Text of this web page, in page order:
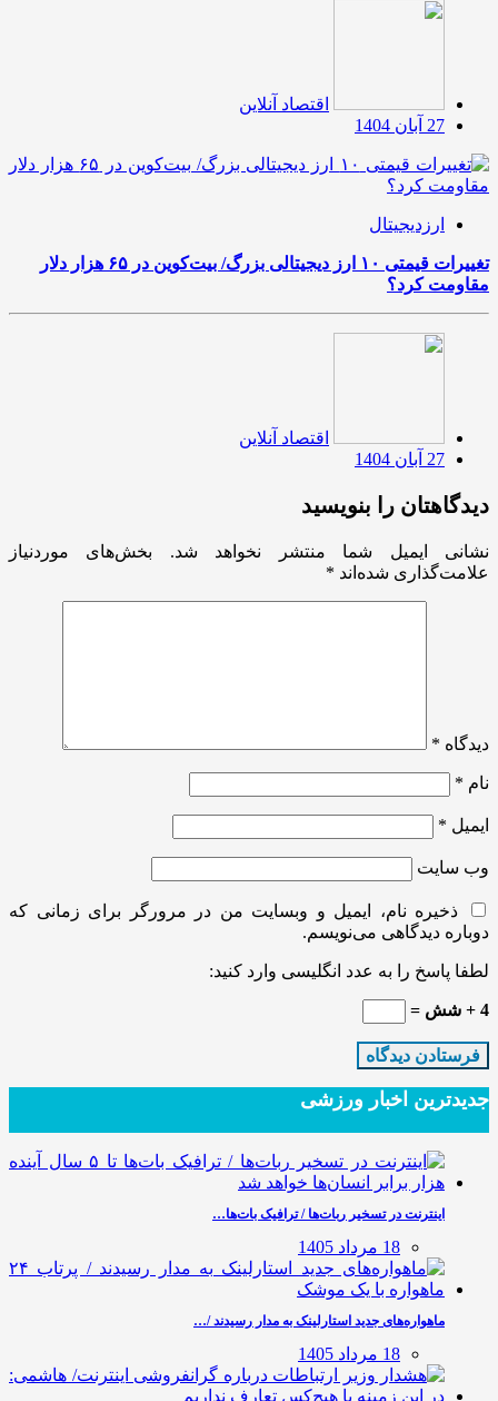
اقتصاد آنلاین
27 آبان 1404
ارزدیجیتال
تغییرات قیمتی ۱۰ ارز دیجیتالی بزرگ/ بیت‌کوین در ۶۵ هزار دلار
مقاومت کرد؟
اقتصاد آنلاین
27 آبان 1404
دیدگاهتان را بنویسید
نشانی ایمیل شما منتشر نخواهد شد.
بخش‌های موردنیاز
علامت‌گذاری شده‌اند *
دیدگاه *
نام *
ایمیل *
وب‌ سایت
ذخیره نام، ایمیل و وبسایت من در مرورگر برای زمانی که
دوباره دیدگاهی می‌نویسم.
لطفا پاسخ را به عدد انگلیسی وارد کنید:
4 + شش =
جدیدترین‌ اخبار ورزشی
اینترنت در تسخیر ربات‌ها / ترافیک بات‌ها…
18 مرداد 1405
ماهواره‌های جدید استارلینک به مدار رسیدند /…
18 مرداد 1405